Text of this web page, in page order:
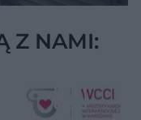
Z NAMI: